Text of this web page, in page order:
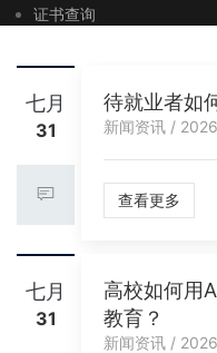
证书查询
七月
31
待就业者如
新闻资讯 /
查看更多
七月
31
高校如何用
教育？
新闻资讯 /